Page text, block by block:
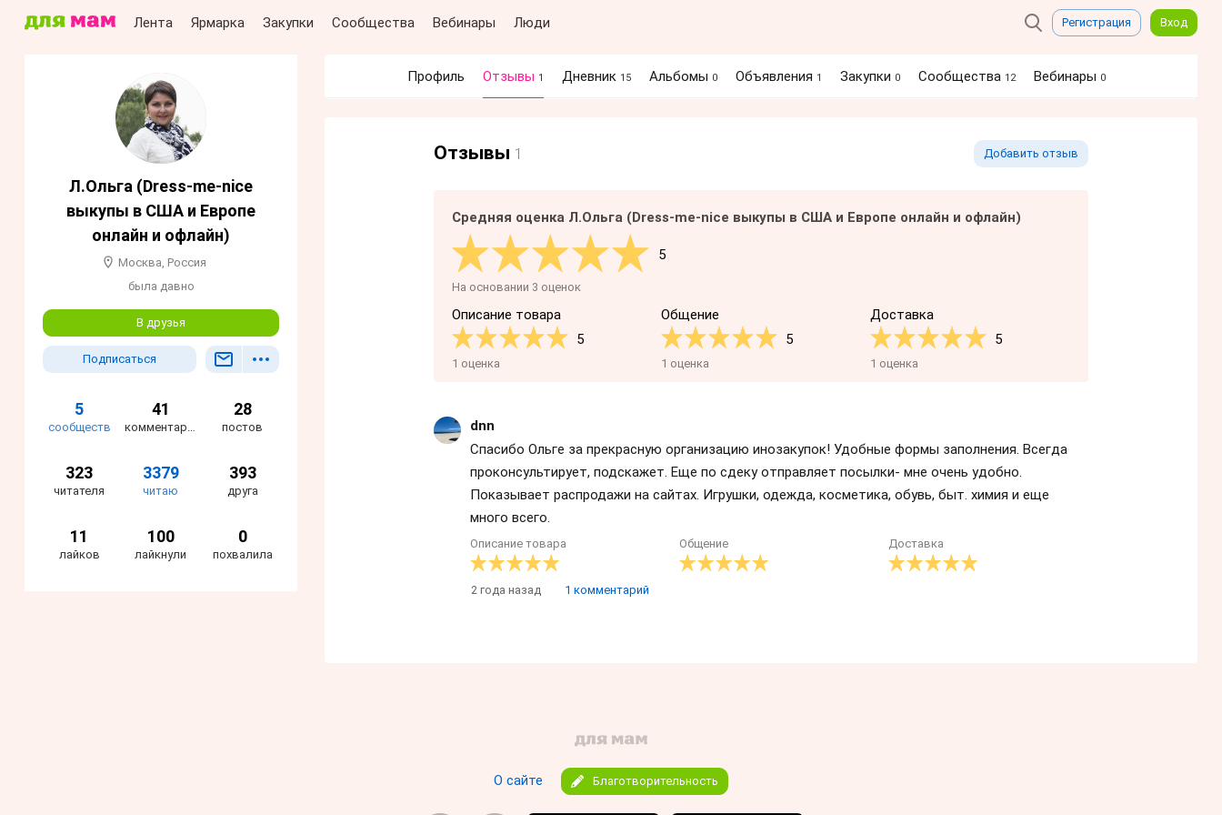
Лента Ярмарка Закупки Сообщества Вебинары Люди Регистрация Вход
Л.Ольга (Dress-me-nice
выкупы в США и Европе
онлайн и офлайн)
Москва, Россия
была давно
В друзья
Подписаться
5
сообществ
41
комментарий
28
постов
323
читателя
3379
читаю
393
друга
11
лайков
100
лайкнули
0
похвалила
Профиль Отзывы 1 Дневник 15 Альбомы 0 Объявления 1 Закупки 0 Сообщества 12 Вебинары 0
Отзывы 1 Добавить отзыв
Средняя оценка Л.Ольга (Dress-me-nice выкупы в США и Европе онлайн и офлайн)
5
На основании 3 оценок
Описание товара
5
1 оценка
Общение
5
1 оценка
Доставка
5
1 оценка
dnn
Спасибо Ольге за прекрасную организацию инозакупок! Удобные формы заполнения. Всегда
проконсультирует, подскажет. Еще по сдеку отправляет посылки- мне очень удобно.
Показывает распродажи на сайтах. Игрушки, одежда, косметика, обувь, быт. химия и еще
много всего.
Описание товара Общение Доставка
2 года назад 1 комментарий
О сайте Благотворительность